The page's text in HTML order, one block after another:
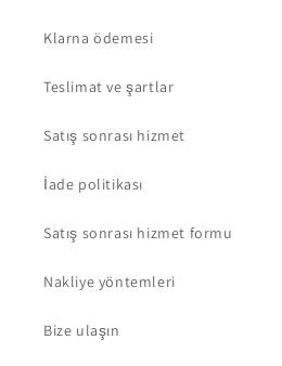
Klarna ödemesi
Teslimat ve şartlar
Satış sonrası hizmet
İade politikası
Satış sonrası hizmet formu
Nakliye yöntemleri
Bize ulaşın